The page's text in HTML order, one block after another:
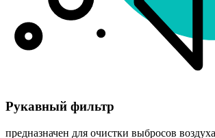
Рукавный фильтр
предназначен для очистки выбросов